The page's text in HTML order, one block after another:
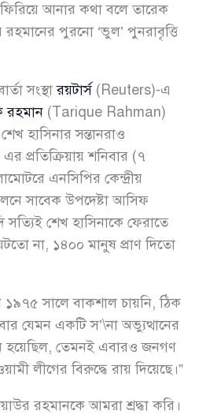
আনার কথা বলে তারেক
পুরনো ‘ভুল’ পুনরাবৃত্তি
সংস্থারয়টার্স(Reuters)-এ
রহমান (Tarique Rahman)
হাসিনার সন্তানরাও
প্রতিক্রিয়ায় শনিবার (৭
এনসিপির কেন্দ্রীয়
সাবেক উপদেষ্টা আসিফ
শেখ হাসিনাকে ফেরাতে
না, ১৪০০ মানুষ প্রাণ দিতো
সালে বাকশাল চায়নি, ঠিক
যেমন একটি স’\না অভ্যুত্থানের
হয়েছিল, তেমনই এবারও জনগণ
লীগের বিরুদ্ধে রায় দিয়েছে।”
রহমানকে আমরা শ্রদ্ধা করি।